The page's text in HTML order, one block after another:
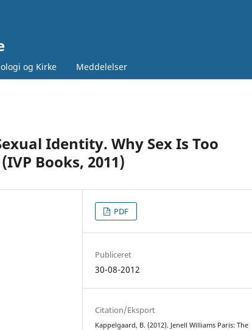
og Kirke Meddelelser
Identity. Why Sex Is Too
Books, 2011)
PDF
Publiceret
30-08-2012
Citation/Eksport
Kappelgaard, B. (2012). Jenell Williams Paris: The